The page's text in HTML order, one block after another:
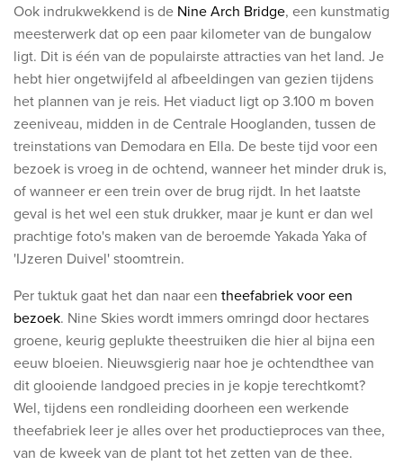
Ook indrukwekkend is de Nine Arch Bridge, een kunstmatig
meesterwerk dat op een paar kilometer van de bungalow
ligt. Dit is één van de populairste attracties van het land. Je
hebt hier ongetwijfeld al afbeeldingen van gezien tijdens
het plannen van je reis. Het viaduct ligt op 3.100 m boven
zeeniveau, midden in de Centrale Hooglanden, tussen de
treinstations van Demodara en Ella. De beste tijd voor een
bezoek is vroeg in de ochtend, wanneer het minder druk is,
of wanneer er een trein over de brug rijdt. In het laatste
geval is het wel een stuk drukker, maar je kunt er dan wel
prachtige foto's maken van de beroemde Yakada Yaka of
'IJzeren Duivel' stoomtrein.
Per tuktuk gaat het dan naar een theefabriek voor een
bezoek. Nine Skies wordt immers omringd door hectares
groene, keurig geplukte theestruiken die hier al bijna een
eeuw bloeien. Nieuwsgierig naar hoe je ochtendthee van
dit glooiende landgoed precies in je kopje terechtkomt?
Wel, tijdens een rondleiding doorheen een werkende
theefabriek leer je alles over het productieproces van thee,
van de kweek van de plant tot het zetten van de thee.